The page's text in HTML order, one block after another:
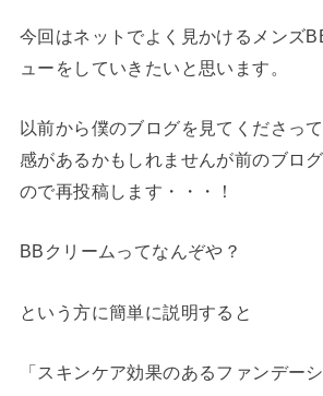
今回はネットでよく見かけるメンズ
ューをしていきたいと思います。
以前から僕のブログを見てくださっ
感があるかもしれませんが前のブロ
ので再投稿します・・・！
BBクリームってなんぞや？
という方に簡単に説明すると
「スキンケア効果のあるファンデー